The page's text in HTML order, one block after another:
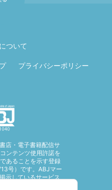
ついて
プライバシーポリシー
店・電子書籍配信サ
ンテンツ使用許諾を
あることを示す登録
号）です。ABJマー
示しているサービス